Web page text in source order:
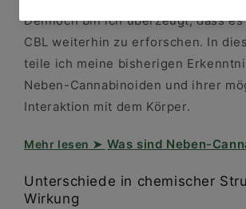
Dennoch bin ich überzeugt, dass
CBL weiterhin zu erforschen. In
teile ich meine bisherigen
Neben-Cannabinoiden und ihrer
Interaktion mit dem Körper.
Was sind Neben-
Unterschiede in chemischer
Wirkung